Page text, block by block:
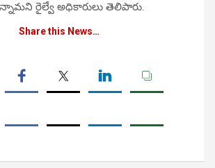
రైల్వే అధికారులు తెలిపారు.
Share this News…